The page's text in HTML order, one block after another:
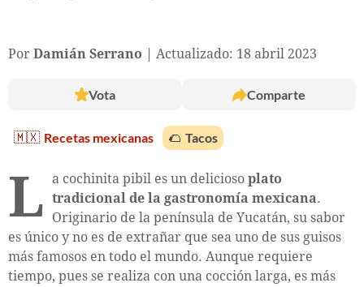
Por Damián Serrano Actualizado: 18 abril 2023
Vota Comparte
🇲🇽 Recetas mexicanas 🌮 Tacos
L a cochinita pibil es un delicioso plato
tradicional de la gastronomía mexicana.
Originario de la península de Yucatán, su sabor
es único y no es de extrañar que sea uno de sus guisos
más famosos en todo el mundo. Aunque requiere
tiempo, pues se realiza con una cocción larga, es más